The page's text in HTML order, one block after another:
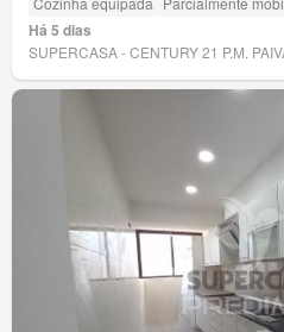
Há 5 dias
SUPERCASA - CENTURY 21 P.M.